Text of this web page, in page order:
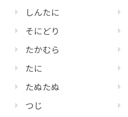
しんたに
そにどり
たかむら
たに
たぬたぬ
つじ